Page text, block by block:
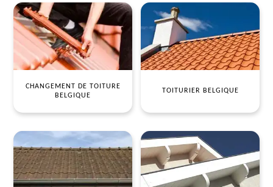
CHANGEMENT DE TOITURE
BELGIQUE
TOITURIER BELGIQUE